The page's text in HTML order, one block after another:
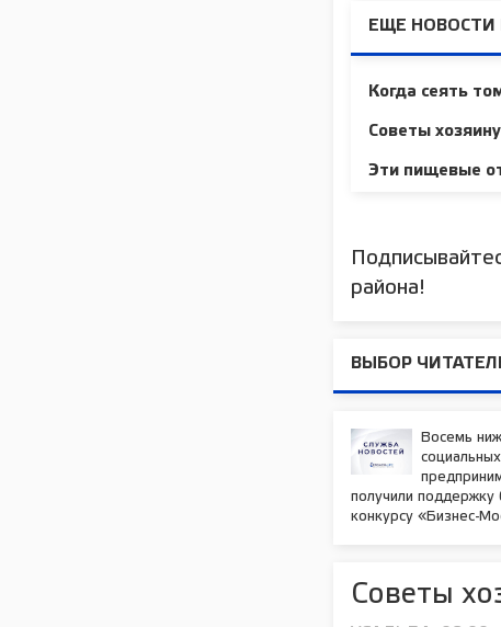
ЕЩЕ НОВОСТИ
Когда сеять
Советы
Эти пищевые
района!
ВЫБОР
Восемь
социальных
получили поддержку
конкурсу «Бизнес-
Советы